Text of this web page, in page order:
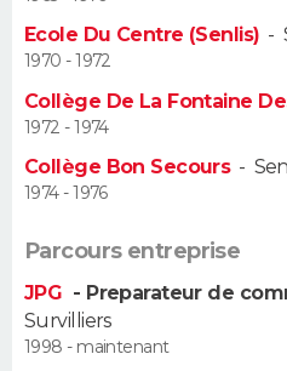
Alimentation
Guide de la santé
Maladies
Médicaments
Sommeil
VOYAGE
Destinations
City break
Voyage nature
Voyage de noces
Forum
Climat
+
PHOTO
GUIDES D'ACHAT
CARTE DE VOEUX
Carte de Noël
Carte Bonne année
Carte Saint-Valentin
Carte Pâques
Carte d'anniversaire
DICTIONNAIRE
Ecole Du Centre (Senlis) -
1970 - 1972
Collège De La Fontaine
1972 - 1974
Collège Bon Secours-
1974 - 1976
Parcours entreprise
JPG - Preparateur de
Survilliers
1998 - maintenant